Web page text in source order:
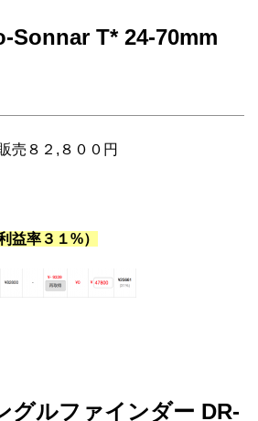
Sonnar T* 24-70mm
売８２,８００円
益率３１%）
ルファインダー DR-